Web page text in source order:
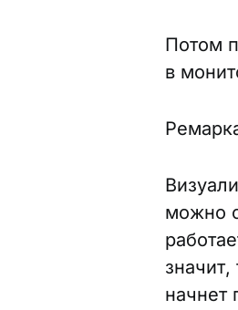
Потом
в
можно
начнет